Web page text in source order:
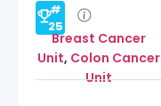
#
25
Breast Cancer
Unit, Colon Cancer
Unit